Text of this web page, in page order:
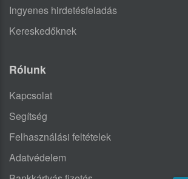
Ingyenes hirdetésfeladás
Kereskedőknek
Rólunk
Kapcsolat
Segítség
Felhasználási feltételek
Adatvédelem